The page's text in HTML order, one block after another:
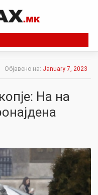
Објавено на: January 7, 2023
На на